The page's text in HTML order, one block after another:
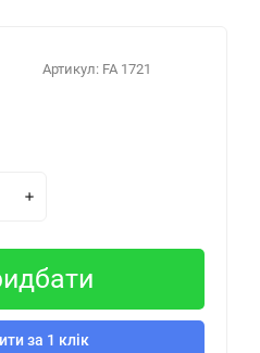
Артикул: FA 1721
за 1 клік